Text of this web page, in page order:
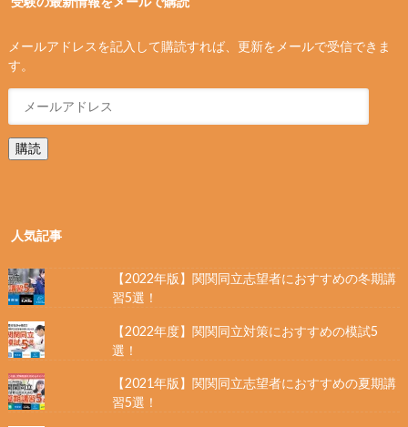
メールアドレスを記入して購読すれば、更新をメールで受信できま
す。
購読
人気記事
【2022年版】関関同立志望者におすすめの冬期講
習5選！
【2022年度】関関同立対策におすすめの模試5
選！
【2021年版】関関同立志望者におすすめの夏期講
習5選！